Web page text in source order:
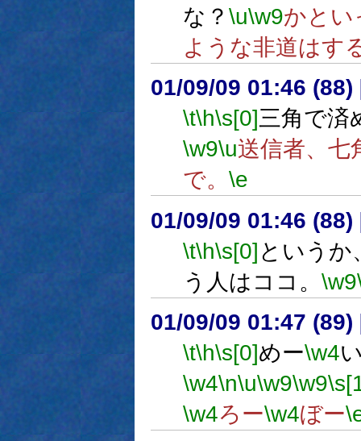
な？ \u\w9かとい
ような非道はす
01/09/09 01:46 (88)
\t\h\s[0]三角で
\w9\u送信者、七
で。 \e
01/09/09 01:46 (88)
\t\h\s[0] というか
う人はココ。 \w9
01/09/09 01:47 (89)
\t\h\s[0]めー\w4
\w4\n\u\w9\w9
\w4ろー\w4ぼー